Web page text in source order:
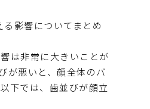
影響についてまとめ
は非常に大きいことが
が悪いと、顔全体のバ
下では、歯並びが顔立